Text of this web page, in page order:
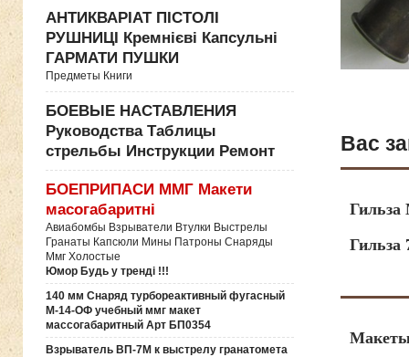
АНТИКВАРІАТ ПІСТОЛІ
РУШНИЦІ Кремнієві Капсульні
ГАРМАТИ ПУШКИ
Предметы Книги
БОЕВЫЕ НАСТАВЛЕНИЯ
Руководства Таблицы
стрельбы Инструкции Ремонт
БОЕПРИПАСИ ММГ Макети
масогабаритні
Авиабомбы Взрыватели Втулки Выстрелы
Гранаты Капсюли Мины Патроны Снаряды
Ммг Холостые
Юмор Будь у тренді !!!
140 мм Снаряд турбореактивный фугасный
М-14-ОФ учебный ммг макет
массогабаритный Арт БП0354
Взрыватель ВП-7М к выстрелу гранатомета
Вас
Гильза
Гильза
Макеты